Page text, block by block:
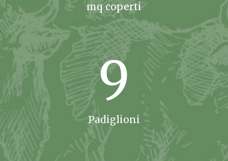
mq coperti
9
Padiglioni